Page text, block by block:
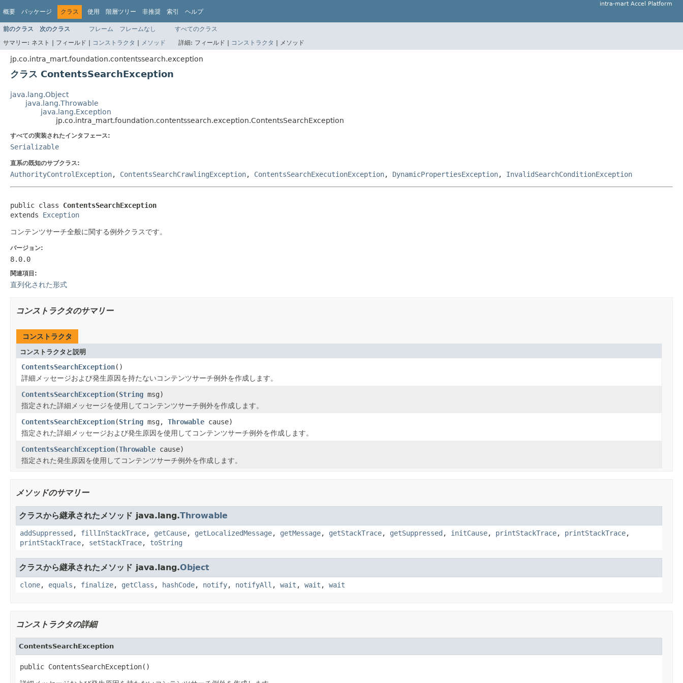
概要 パッケージ クラス 使用 階層ツリー 非推奨 索引 ヘルプ
intra-mart Accel Platform
前のクラス 次のクラス フレーム フレームなし
すべてのクラス
サマリー: ネスト | フィールド | コンストラクタ | メソッド 詳細: フィールド | コンストラクタ | メソッド
jp.co.intra_mart.foundation.contentssearch.exception
クラス ContentsSearchException
java.lang.Object
java.lang.Throwable
java.lang.Exception
jp.co.intra_mart.foundation.contentssearch.exception.ContentsSearchException
すべての実装されたインタフェース:
Serializable
直系の既知のサブクラス:
AuthorityControlException, ContentsSearchCrawlingException, ContentsSearchExecutionException, DynamicPropertiesException, InvalidSearchConditionException
public class ContentsSearchException
extends Exception
コンテンツサーチ全般に関する例外クラスです。
バージョン:
8.0.0
関連項目:
直列化された形式
コンストラクタのサマリー
コンストラクタ
コンストラクタと説明
ContentsSearchException()
詳細メッセージおよび発生原因を持たないコンテンツサーチ例外を作成します。
ContentsSearchException(String msg)
指定された詳細メッセージを使用してコンテンツサーチ例外を作成します。
ContentsSearchException(String msg, Throwable cause)
指定された詳細メッセージおよび発生原因を使用してコンテンツサーチ例外を作成します。
ContentsSearchException(Throwable cause)
指定された発生原因を使用してコンテンツサーチ例外を作成します。
メソッドのサマリー
クラスから継承されたメソッド java.lang.Throwable
addSuppressed , fillInStackTrace, getCause, getLocalizedMessage, getMessage, getStackTrace, getSuppressed , initCause, printStackTrace, printStackTrace,
printStackTrace, setStackTrace, toString
クラスから継承されたメソッド java.lang.Object
clone, equals , finalize, getClass , hashCode, notify, notifyAll , wait , wait , wait
コンストラクタの詳細
ContentsSearchException
public ContentsSearchException()